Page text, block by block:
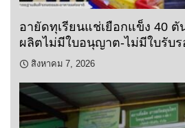
อายัดทุเรียนแช่เยือกแข็ง 40
ผลิตไม่มีใบอนุญาต-ไม่มีใบรับร
สิงหาคม 7, 2026